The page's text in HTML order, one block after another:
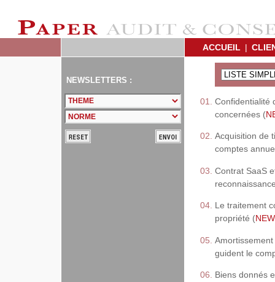
ACCUEIL |
NEWSLETTERS :
Confidentialité
concernées (
Acquisition de
comptes
Contrat SaaS
Le traitement
propriété (
guident le
Biens donnés